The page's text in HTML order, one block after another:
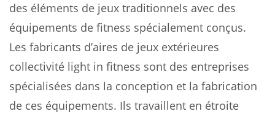
des éléments de jeux traditionnels avec des
équipements de fitness spécialement conçus.
Les fabricants d’aires de jeux extérieures
collectivité light in fitness sont des entreprises
spécialisées dans la conception et la fabrication
de ces équipements. Ils travaillent en étroite